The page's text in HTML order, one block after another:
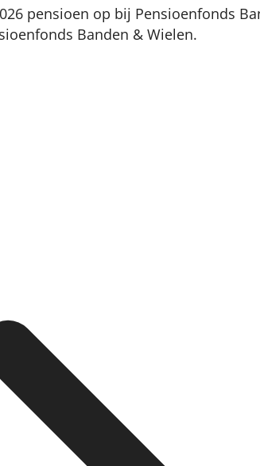
pensioen op bij Pensioenfonds
Banden & Wielen.